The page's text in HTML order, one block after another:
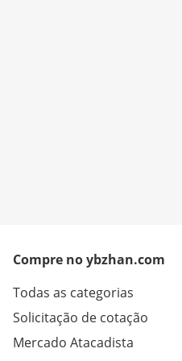
Compre no ybzhan.com
Todas as categorias
Solicitação de cotação
Mercado Atacadista